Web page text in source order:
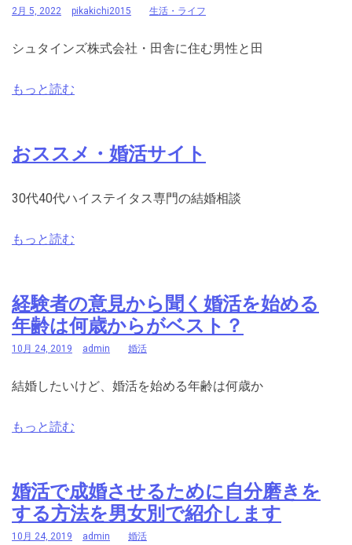
2月 5, 2022 pikakichi2015 生活・ライフ
シュタインズ株式会社・田舎に住む男性と田
もっと読む
おススメ・婚活サイト
30代40代ハイステイタス専門の結婚相談
もっと読む
経験者の意見から聞く婚活を始める
年齢は何歳からがベスト？
10月 24, 2019 admin 婚活
結婚したいけど、婚活を始める年齢は何歳か
もっと読む
婚活で成婚させるために自分磨きを
する方法を男女別で紹介します
10月 24, 2019 admin 婚活